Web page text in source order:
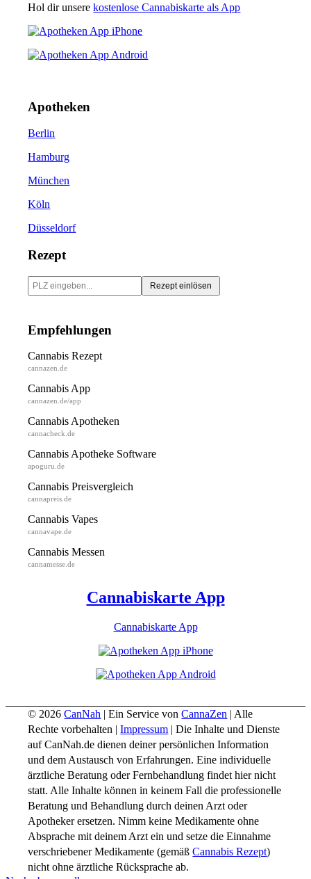
Hol dir unserekostenlose Cannabiskarte als App
Apotheken
Berlin
Hamburg
München
Köln
Düsseldorf
Rezept
Rezept einlösen
Empfehlungen
Cannabis Rezept
cannazen.de
Cannabis App
cannazen.de/app
Cannabis Apotheken
cannacheck.de
Cannabis Apotheke Software
apoguru.de
Cannabis Preisvergleich
cannapreis.de
Cannabis Vapes
cannavape.de
Cannabis Messen
cannamesse.de
Cannabiskarte App
Cannabiskarte App
© 2026CanNah | Ein Service vonCannaZen | Alle
Rechte vorbehalten |Impressum | Die Inhalte und Dienste
auf CanNah.de dienen deiner persönlichen Information
und dem Austausch von Erfahrungen. Eine individuelle
ärztliche Beratung oder Fernbehandlung findet hier nicht
statt. Alle Inhalte können in keinem Fall die professionelle
Beratung und Behandlung durch deinen Arzt oder
Apotheker ersetzen. Nimm keine Medikamente ohne
Absprache mit deinem Arzt ein und setze die Einnahme
verschriebener Medikamente (gemäßCannabis Rezept)
nicht ohne ärztliche Rücksprache ab.